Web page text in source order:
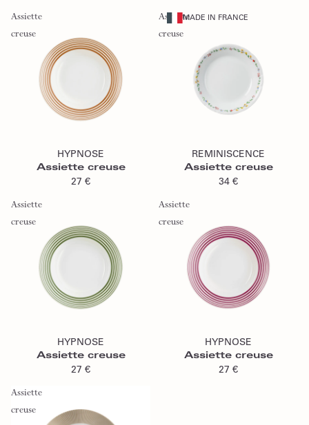
Assiette
creuse
HYPNOSE
Assiette creuse
27 €
Assiette
creuse
MADE IN FRANCE
REMINISCENCE
Assiette creuse
34 €
Assiette
creuse
HYPNOSE
Assiette creuse
27 €
Assiette
creuse
HYPNOSE
Assiette creuse
27 €
Assiette
creuse